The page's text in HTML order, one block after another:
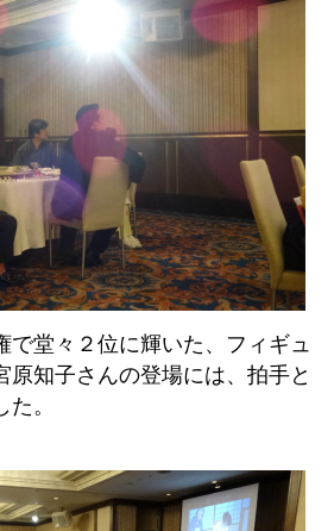
で堂々２位に輝いた、フィギュ
原知子さんの登場には、拍手と
。